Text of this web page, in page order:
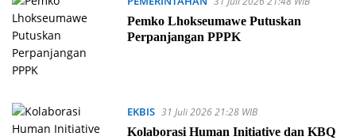
Pemko Lhokseumawe Putuskan
Perpanjangan PPPK
EKBIS 31 Juli 2026 21:28 WIB
Kolaborasi Human Initiative dan KBQ